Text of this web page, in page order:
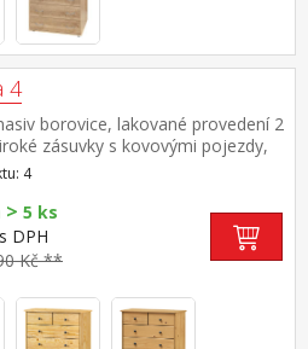
4
borovice, lakované provedení 2
zásuvky s kovovými pojezdy,
27,5 cm
4
> 5 ks
s DPH
Kč **